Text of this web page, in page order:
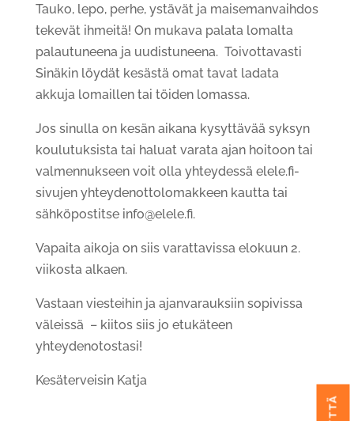
Tauko, lepo, perhe, ystävät ja maisemanvaihdos
tekevät ihmeitä! On mukava palata lomalta
palautuneena ja uudistuneena. Toivottavasti
Sinäkin löydät kesästä omat tavat ladata
akkuja lomaillen tai töiden lomassa.
Jos sinulla on kesän aikana kysyttävää syksyn
koulutuksista tai haluat varata ajan hoitoon tai
valmennukseen voit olla yhteydessä elele.fi-
sivujen yhteydenottolomakkeen kautta tai
sähköpostitse info@elele.fi.
Vapaita aikoja on siis varattavissa elokuun 2.
viikosta alkaen.
Vastaan viesteihin ja ajanvarauksiin sopivissa
väleissä – kiitos siis jo etukäteen
yhteydenotostasi!
Kesäterveisin Katja